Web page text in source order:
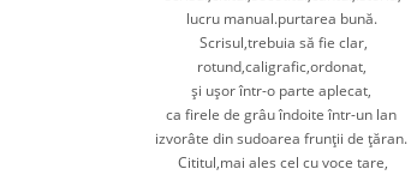
lucru manual.purtarea bună.
Scrisul,trebuia să fie clar,
rotund,caligrafic,ordonat,
şi uşor într-o parte aplecat,
ca firele de grâu îndoite într-un lan
izvorâte din sudoarea frunţii de ţăran.
Cititul,mai ales cel cu voce tare,